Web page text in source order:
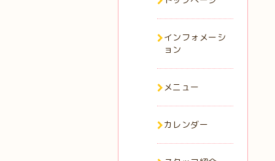
インフォメーシ
ョン
メニュー
カレンダー